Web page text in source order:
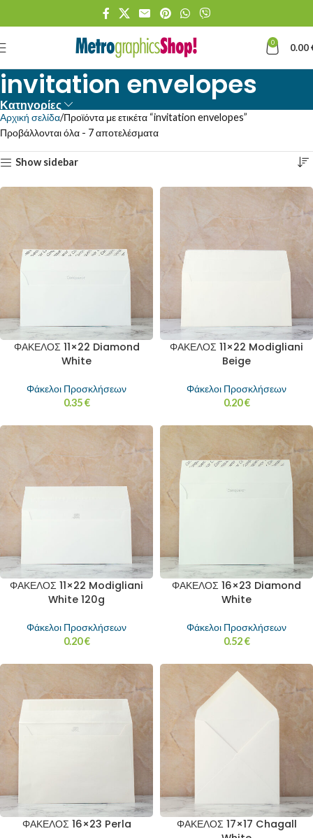
0 0.00
invitation envelopes
Κατηγορίες
Αρχική σελίδα Προϊόντα με ετικέτα “invitation envelopes”
Προβάλλονται όλα - 7 αποτελέσματα
Show sidebar
ΦΑΚΕΛΟΣ 11×22 Diamond
White
Φάκελοι Προσκλήσεων
0.35€
ΦΑΚΕΛΟΣ 11×22 Modigliani
Beige
Φάκελοι Προσκλήσεων
0.20€
ΦΑΚΕΛΟΣ 11×22 Modigliani
White 120g
Φάκελοι Προσκλήσεων
0.20€
ΦΑΚΕΛΟΣ 16×23 Diamond
White
Φάκελοι Προσκλήσεων
0.52€
ΦΑΚΕΛΟΣ 16×23 Perla
ΦΑΚΕΛΟΣ 17×17 Chagall